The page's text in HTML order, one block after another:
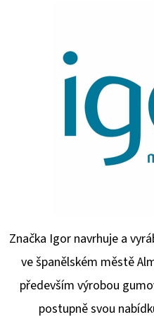
Značka Igor navrhuje a
ve španělském městě
především výrobou
postupně svou